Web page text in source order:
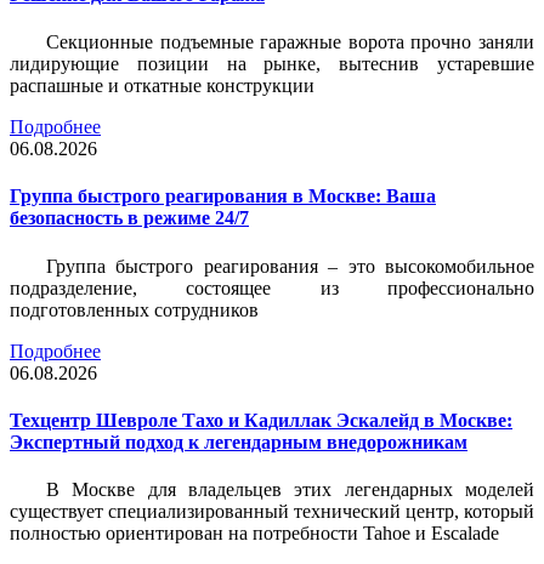
Секционные подъемные гаражные ворота прочно заняли
лидирующие позиции на рынке, вытеснив устаревшие
распашные и откатные конструкции
Подробнее
06.08.2026
Группа быстрого реагирования в Москве: Ваша
безопасность в режиме 24/7
Группа быстрого реагирования – это высокомобильное
подразделение, состоящее из профессионально
подготовленных сотрудников
Подробнее
06.08.2026
Техцентр Шевроле Тахо и Кадиллак Эскалейд в Москве:
Экспертный подход к легендарным внедорожникам
В Москве для владельцев этих легендарных моделей
существует специализированный технический центр, который
полностью ориентирован на потребности Tahoe и Escalade